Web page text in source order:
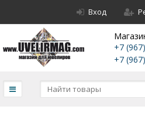
Вход
+7 (967)
+7 (967)